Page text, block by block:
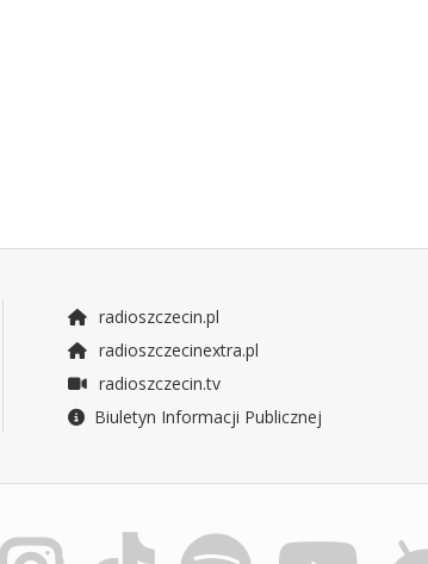
radioszczecin.pl
radioszczecinextra.pl
radioszczecin.tv
Biuletyn Informacji Publicznej